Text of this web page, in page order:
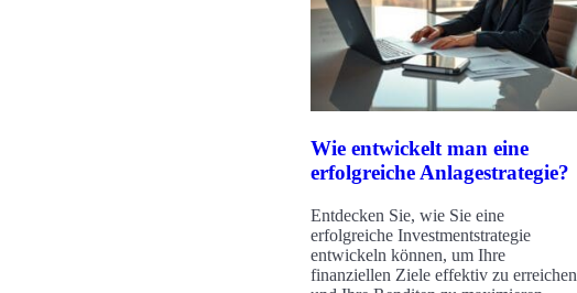
Wie entwickelt man eine
erfolgreiche Anlagestrategie?
Entdecken Sie, wie Sie eine
erfolgreiche Investmentstrategie
entwickeln können, um Ihre
finanziellen Ziele effektiv zu erreichen